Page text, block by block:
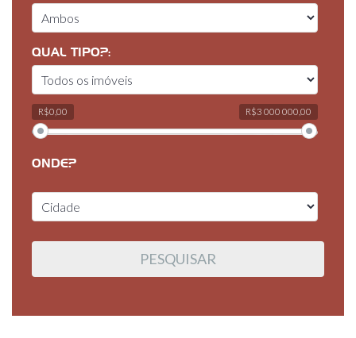
QUAL TIPO?:
R$0,00 R$3 000 000,00
ONDE?